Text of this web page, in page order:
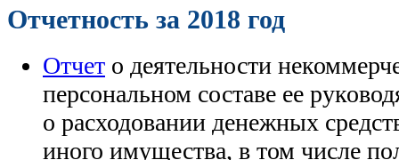
Отчетность за 2018 год
Отчет о деятельности
персональном составе ее
о расходовании денежных
иного имущества, в том числе